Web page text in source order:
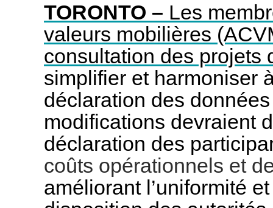
TORONTO – Les
valeurs mobilières
consultation des projets
simplifier et harmoniser
déclaration des
modifications devraient
déclaration des
coûts opérationnels et
améliorant l’uniformité